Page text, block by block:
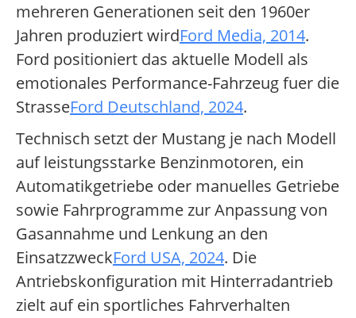
mehreren Generationen seit den 1960er
Jahren produziert wirdFord Media, 2014.
Ford positioniert das aktuelle Modell als
emotionales Performance-Fahrzeug fuer die
StrasseFord Deutschland, 2024.
Technisch setzt der Mustang je nach Modell
auf leistungsstarke Benzinmotoren, ein
Automatikgetriebe oder manuelles Getriebe
sowie Fahrprogramme zur Anpassung von
Gasannahme und Lenkung an den
EinsatzzweckFord USA, 2024. Die
Antriebskonfiguration mit Hinterradantrieb
zielt auf ein sportliches Fahrverhalten